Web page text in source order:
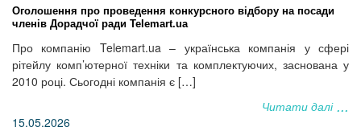
Оголошення про проведення конкурсного відбору на посади
членів Дорадчої ради Telemart.ua
Про компанію Telemart.ua – українська компанія у сфері
рітейлу комп’ютерної техніки та комплектуючих, заснована у
2010 році. Сьогодні компанія є […]
Читати далі
15.05.2026